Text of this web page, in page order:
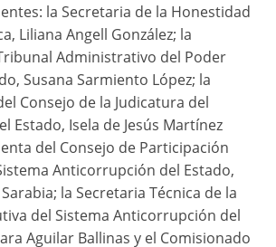
la Secretaria de la Honestidad
Liliana Angell González; la
Administrativo del Poder
Susana Sarmiento López; la
Consejo de la Judicatura del
Estado, Isela de Jesús Martínez
del Consejo de Participación
Anticorrupción del Estado,
la Secretaria Técnica de la
del Sistema Anticorrupción del
Aguilar Ballinas y el Comisionado